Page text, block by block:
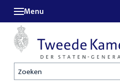
Zoeken
Menu